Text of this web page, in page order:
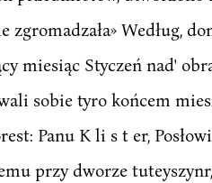
zgromadzała» Według,
miesiąc Styczeń nad'
sobie tyro końcem
Panu K li s t er,
przy dworze